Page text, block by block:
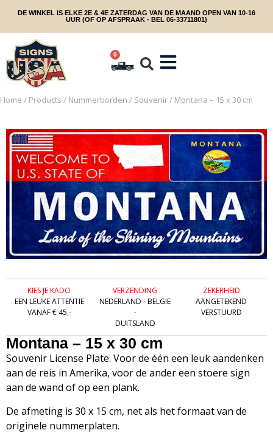
DE WINKEL IS ELKE 2E & 4E ZATERDAG VAN DE MAAND OPEN VAN 10-16
UUR (OF OP AFSPRAAK - BEL 06-33711801)
0
Home / Products / Nummerborden / Souvenir/ Montana – 15 x 30 cm
KIES JE KADO
EEN LEUKE ATTENTIE
VANAF € 45,-
VERZENDING
NEDERLAND - BELGIE
-
DUITSLAND
ZEKERHEID
AANGETEKEND
VERSTUURD
Montana – 15 x 30 cm
Souvenir License Plate. Voor de één een leuk aandenken
aan de reis in Amerika, voor de ander een stoere sign
aan de wand of op een plank.
De afmeting is 30 x 15 cm, net als het formaat van de
originele nummerplaten.